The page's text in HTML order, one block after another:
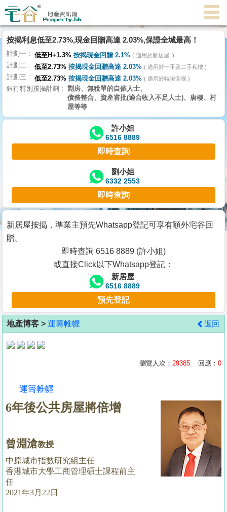
理
主
頁
搵
樓/
交
業
主
宅
谷
按
客
地
產
據
佈
置
業
手
按揭利息低至2.73%,現金回贈高達 2.03%,保證全城最高！
計劃一 低至H+1.3% 按揭現金回贈 2.1% 適用於新居屋
計劃二 低至2.73% 按揭現金回贈高達 2.03% 適用於一手及二手私樓
計劃三 低至2.73% 按揭現金回贈高達 2.03% 適用於轉按套現
銀行特別按揭計劃
劏房、無稅單的自僱人士、
債務整合、資產審批(適合收入不足人士)、唐樓、村
屋等等
許小姐
6516 8889
即時查詢
劉小姐
6332 2553
即時查詢
新居屋按揭，準業主預先Whatsapp登記可享有額外宅谷回
贈。
即時查詢 6516 8889 (許小姐)
或直接Click以下Whatsapp登記：
新居屋
6516 8889
預先登記
地產博客 > 運籌帷幄 返回
瀏覽人次： 29385 回應： 0
運籌帷幄
6年後公共房屋將倍增
曾淵滄教授
中原城市指數研究組主任
香港城市大學工商管理碩士課程前主
任
2021年3月22日